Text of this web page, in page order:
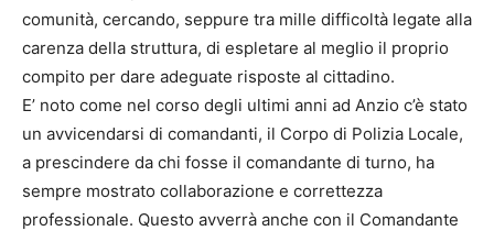
comunità, cercando, seppure tra mille difficoltà legate alla
carenza della struttura, di espletare al meglio il proprio
compito per dare adeguate risposte al cittadino.
E’ noto come nel corso degli ultimi anni ad Anzio c’è stato
un avvicendarsi di comandanti, il Corpo di Polizia Locale,
a prescindere da chi fosse il comandante di turno, ha
sempre mostrato collaborazione e correttezza
professionale. Questo avverrà anche con il Comandante